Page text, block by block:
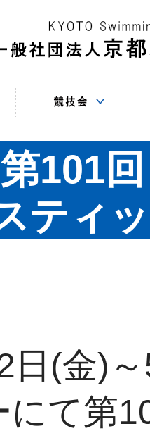
（現年度）
（過年度以前）
（申込・連絡事項等）
101
ティ
日(金)
にて第